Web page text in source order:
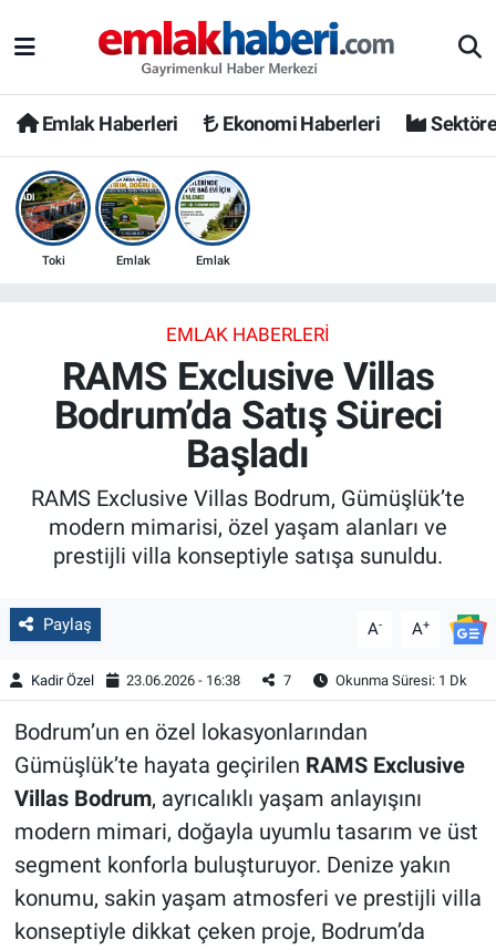
Emlak Haberleri Ekonomi Haberleri
Toki Emlak Emlak
EMLAK HABERLERI
RAMS Exclusive Villas
Bodrum’da Satış Süreci
Başladı
RAMS Exclusive Villas Bodrum, Gümüşlük’te
modern mimarisi, özel yaşam alanları ve
prestijli villa konseptiyle satışa sunuldu.
Paylaş A- A+
Kadir Özel 23.06.2026 - 16:38 7 Okunma Süresi: 1 Dk
Bodrum’un en özel lokasyonlarından
Gümüşlük’te hayata geçirilen RAMS Exclusive
Villas Bodrum, ayrıcalıklı yaşam anlayışını
modern mimari, doğayla uyumlu tasarım ve üst
segment konforla buluşturuyor. Denize yakın
konumu, sakin yaşam atmosferi ve prestijli villa
konseptiyle dikkat çeken proje, Bodrum’da